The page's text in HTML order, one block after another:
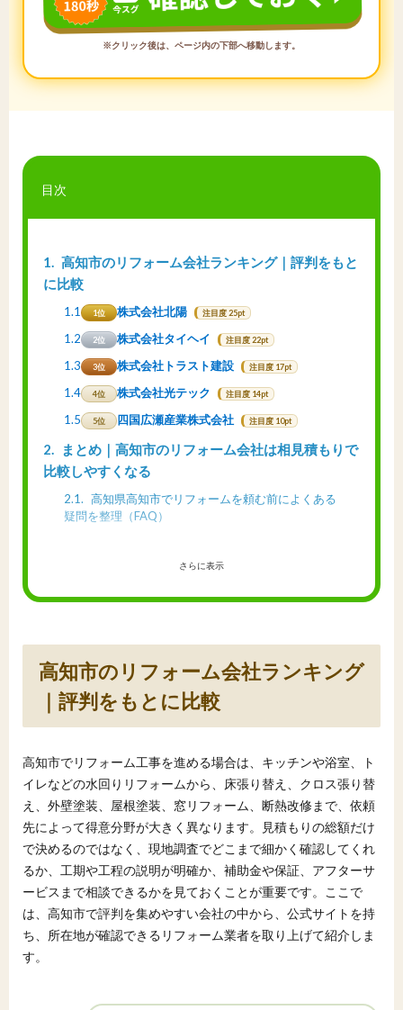
※クリック後は、ページ内の下部へ移動します。
目次
1
高知市のリフォーム会社ランキング｜評判をもと
に比較
1.1 1位 株式会社北陽 注目度 25pt
1.2 2位 株式会社タイヘイ 注目度 22pt
1.3 3位 株式会社トラスト建設 注目度 17pt
1.4 4位 株式会社光テック 注目度 14pt
1.5 5位 四国広瀬産業株式会社 注目度 10pt
2
まとめ｜高知市のリフォーム会社は相見積もりで
比較しやすくなる
2.1
高知県高知市でリフォームを頼む前によくある
疑問を整理（FAQ）
さらに表示
高知市のリフォーム会社ランキング
｜評判をもとに比較
高知市でリフォーム工事を進める場合は、キッチンや浴室、ト
イレなどの水回りリフォームから、床張り替え、クロス張り替
え、外壁塗装、屋根塗装、窓リフォーム、断熱改修まで、依頼
先によって得意分野が大きく異なります。見積もりの総額だけ
で決めるのではなく、現地調査でどこまで細かく確認してくれ
るか、工期や工程の説明が明確か、補助金や保証、アフターサ
ービスまで相談できるかを見ておくことが重要です。ここで
は、高知市で評判を集めやすい会社の中から、公式サイトを持
ち、所在地が確認できるリフォーム業者を取り上げて紹介しま
す。